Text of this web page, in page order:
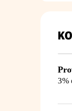
3%